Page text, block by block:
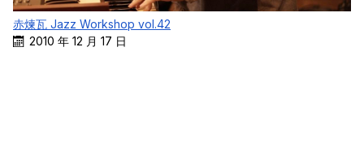
赤煉瓦 Jazz Workshop vol.42
2010 年 12 月 17 日